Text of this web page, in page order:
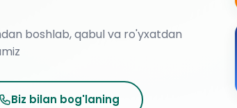
boshlab, qabul va ro'yxatdan
Biz bilan bog'laning